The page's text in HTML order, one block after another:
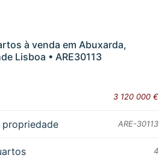
à venda em Abuxarda,
Lisboa • ARE30113
3 120 000 €
propriedade ARE-30113
4